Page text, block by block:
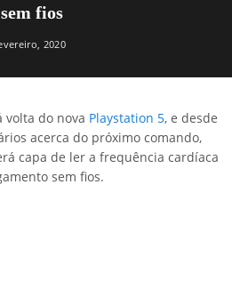
fios
2020
volta do nova Playstation 5, e desde
acerca do próximo comando,
capa de ler a frequência cardíaca
sem fios.